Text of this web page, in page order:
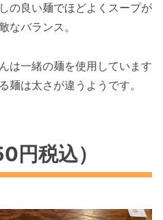
の良い麺でほどよくスープが
なバランス。
は一緒の麺を使用しています
麺は太さが違うようです。
円税込）